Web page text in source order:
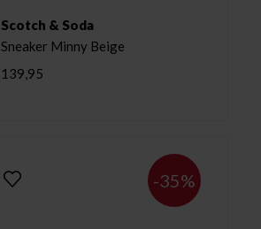
Scotch & Soda
Sneaker Minny Beige
139,95
-35%